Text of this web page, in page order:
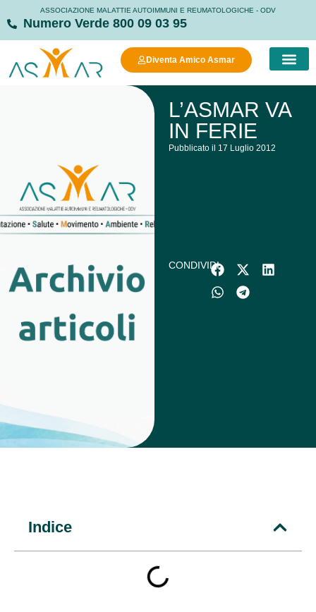
ASSOCIAZIONE MALATTIE AUTOIMMUNI E REUMATOLOGICHE - ODV
Numero Verde 800 09 03 95
Diventa Amico Asmar
L’ASMAR VA
IN FERIE
Pubblicato il 17 Luglio 2012
CONDIVIDI
Indice